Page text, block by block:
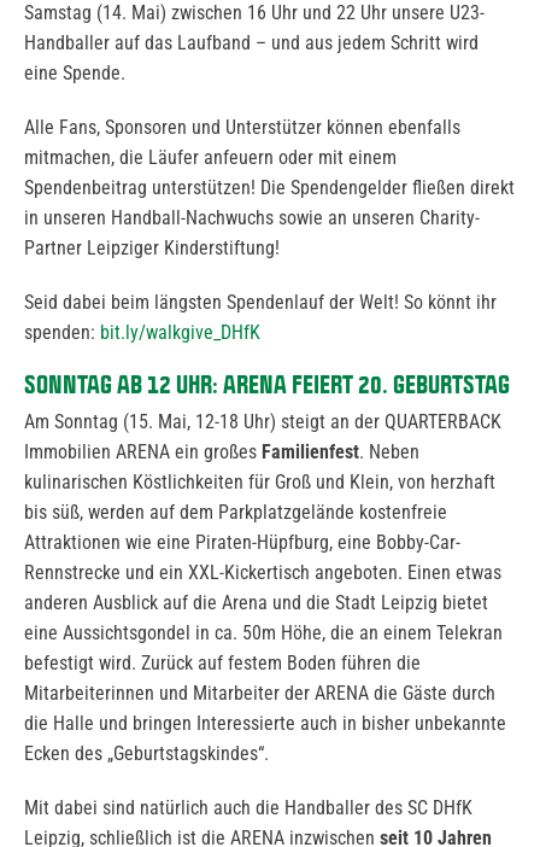
Samstag (14. Mai) zwischen 16 Uhr und 22 Uhr unsere U23-
Handballer auf das Laufband – und aus jedem Schritt wird
eine Spende.
Alle Fans, Sponsoren und Unterstützer können ebenfalls
mitmachen, die Läufer anfeuern oder mit einem
Spendenbeitrag unterstützen! Die Spendengelder fließen direkt
in unseren Handball-Nachwuchs sowie an unseren Charity-
Partner Leipziger Kinderstiftung!
Seid dabei beim längsten Spendenlauf der Welt! So könnt ihr
spenden: bit.ly/walkgive_DHfK
SONNTAG AB 12 UHR: ARENA FEIERT 20. GEBURTSTAG
Am Sonntag (15. Mai, 12-18 Uhr) steigt an der QUARTERBACK
Immobilien ARENA ein großes Familienfest. Neben
kulinarischen Köstlichkeiten für Groß und Klein, von herzhaft
bis süß, werden auf dem Parkplatzgelände kostenfreie
Attraktionen wie eine Piraten-Hüpfburg, eine Bobby-Car-
Rennstrecke und ein XXL-Kickertisch angeboten. Einen etwas
anderen Ausblick auf die Arena und die Stadt Leipzig bietet
eine Aussichtsgondel in ca. 50m Höhe, die an einem Telekran
befestigt wird. Zurück auf festem Boden führen die
Mitarbeiterinnen und Mitarbeiter der ARENA die Gäste durch
die Halle und bringen Interessierte auch in bisher unbekannte
Ecken des „Geburtstagskindes“.
Mit dabei sind natürlich auch die Handballer des SC DHfK
Leipzig, schließlich ist die ARENA inzwischen seit 10 Jahren